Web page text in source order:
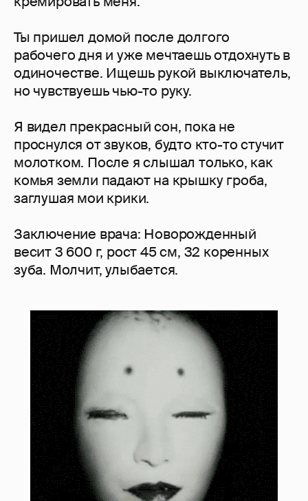
Ты пришел домой после долгого
рабочего дня и уже мечтаешь отдохнуть в
одиночестве. Ищешь рукой выключатель,
но чувствуешь чью-то руку.
Я видел прекрасный сон, пока не
проснулся от звуков, будто кто-то стучит
молотком. После я слышал только, как
комья земли падают на крышку гроба,
заглушая мои крики.
Заключение врача: Новорожденный
весит 3 600 г, рост 45 см, 32 коренных
зуба. Молчит, улыбается.